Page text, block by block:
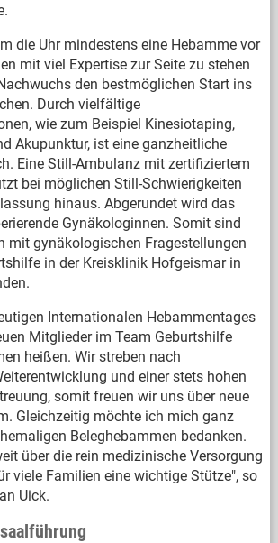
die Uhr mindestens eine Hebamme vor
mit viel Expertise zur Seite zu stehen
den bestmöglichen Start ins
Durch vielfältige
wie zum Beispiel Kinesiotaping,
Akupunktur, ist eine ganzheitliche
Eine Still-Ambulanz mit zertifiziertem
bei möglichen Still-Schwierigkeiten
hinaus. Abgerundet wird das
Gynäkologinnen. Somit sind
mit gynäkologischen Fragestellungen
in der Kreisklinik Hofgeismar in
Internationalen Hebammentages
Mitglieder im Team Geburtshilfe
heißen. Wir streben nach
und einer stets hohen
somit freuen wir uns über neue
Gleichzeitig möchte ich mich ganz
Beleghebammen bedanken.
über die rein medizinische Versorgung
viele Familien eine wichtige Stütze", so
Uick.